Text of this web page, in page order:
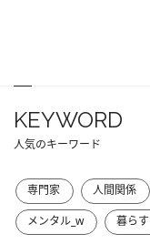
KEYWORD
人気のキーワード
専門家 人間関係
メンタル_w
暮らす